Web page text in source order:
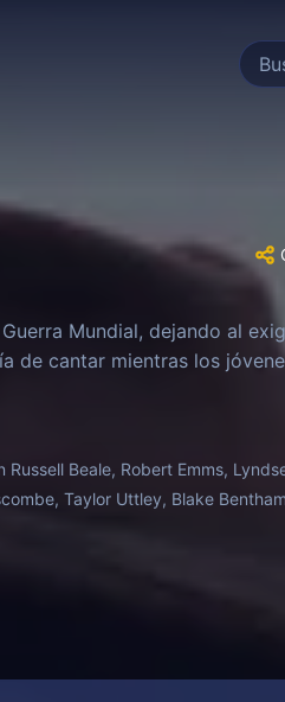
Mundial, dejando al
de cantar mientras los
Beale, Robert Emms,
Taylor Uttley, Blake Bentham